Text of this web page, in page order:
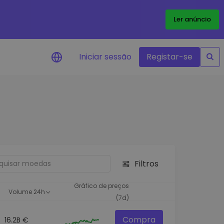
Ler anúncio
investimento
Ideias inteligentes para um
desempenho ótimo
Iniciar sessão Registar-se
Filtros
Volume 24h
Gráfico de preços
(7d)
16.2B € Compra